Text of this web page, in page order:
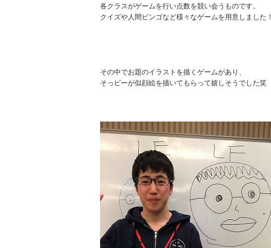
各クラスがゲームを行い点数を競い会うものです。
クイズや人間ビンゴなど様々なゲームを用意しました！
その中でお題のイラストを描くゲームがあり、
そっピーが似顔絵を描いてもらって嬉しそうでした笑